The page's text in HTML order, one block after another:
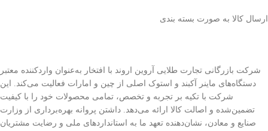
ارسال کالا به صورت بسته بندی
شرکت بازرگانی تجارت طلایی آروین اروند با افتخار به‌عنوان واردکننده معتبر
دستگاه‌های ماینر آکبند و استوک اصلی از چین و امارات فعالیت می‌کند. این
شرکت با تکیه بر تجربه و تخصص، تمامی محصولات خود را با کیفیت
تضمین‌شده و اصالت کالا ارائه می‌دهد. داشتن پروانه بهره‌برداری از وزارت
صنایع و معادن، نشان‌دهنده تعهد ما به استانداردهای ملی و رضایت مشتریان